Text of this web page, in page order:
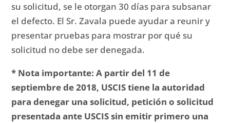
su solicitud, se le otorgan 30 días para subsanar
el defecto. El Sr. Zavala puede ayudar a reunir y
presentar pruebas para mostrar por qué su
solicitud no debe ser denegada.
* Nota importante: A partir del 11 de
septiembre de 2018, USCIS tiene la autoridad
para denegar una solicitud, petición o solicitud
presentada ante USCISsin emitir primero una